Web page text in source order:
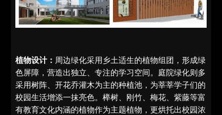
植物设计： 周边绿化采用乡土适生的植物组团，形成绿
色屏障，营造出独立、专注的学习空间。庭院绿化则多
采用树阵、开花乔灌木为主的种植池，为莘莘学子们的
校园生活增添一抹亮色。榉树、刚竹、梅花、紫藤等富
有教育文化内涵的植物作为主题植物，更烘托出校园浓